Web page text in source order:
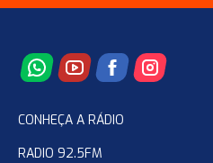
CONHEÇA A RÁDIO
RADIO 92.5FM